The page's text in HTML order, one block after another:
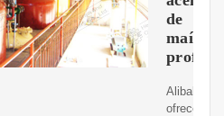
de
maíz
ofrece